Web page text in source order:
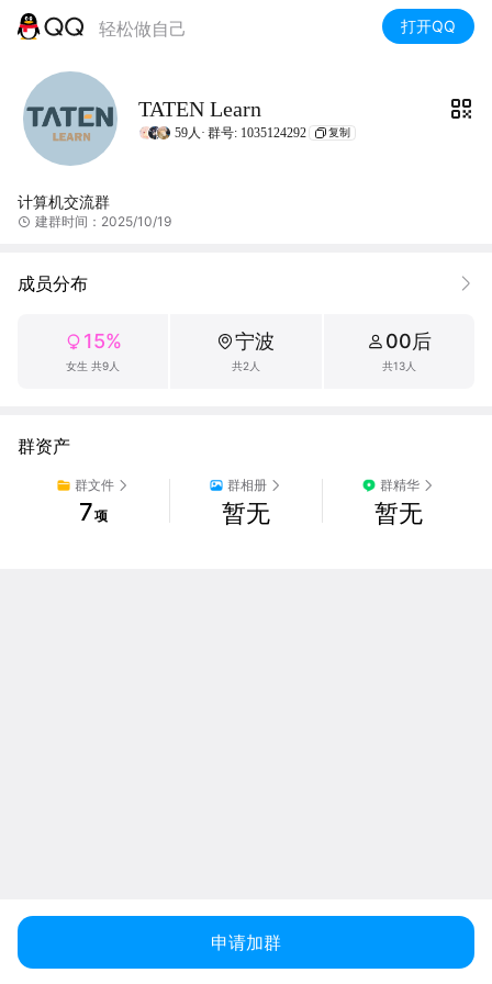
轻松做自己 打开QQ
TATEN Learn
59人· 群号: 1035124292 复制
计算机交流群
建群时间：2025/10/19
成员分布
15%
女生 共9人
宁波
共2人
00后
共13人
群资产
群文件
7项
群相册
暂无
群精华
暂无
申请加群